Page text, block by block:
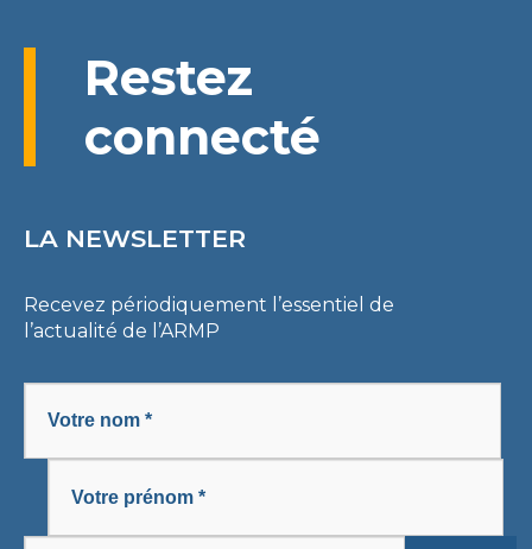
Restez
connecté
LA NEWSLETTER
Recevez périodiquement l’essentiel de
l’actualité de l’ARMP